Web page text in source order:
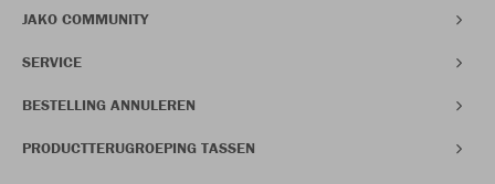
JAKO COMMUNITY
SERVICE
BESTELLING ANNULEREN
PRODUCTTERUGROEPING TASSEN